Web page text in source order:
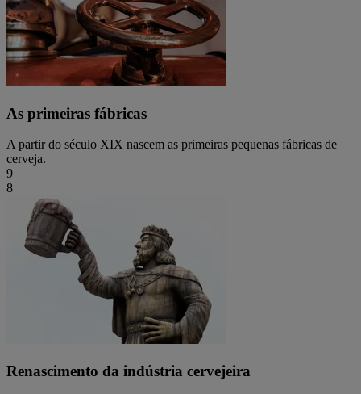
As primeiras fábricas
A partir do século XIX nascem as primeiras pequenas fábricas de
cerveja.
9
8
Renascimento da indústria cervejeira